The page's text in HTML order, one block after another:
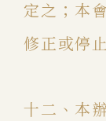
定之；本
修正或停
十二、本